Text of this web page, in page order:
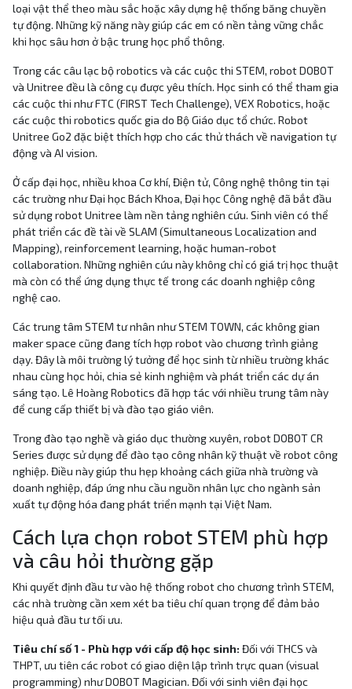
loại vật thể theo màu sắc hoặc xây dựng hệ thống băng chuyền
tự động. Những kỹ năng này giúp các em có nền tảng vững chắc
khi học sâu hơn ở bậc trung học phổ thông.
Trong các câu lạc bộ robotics và các cuộc thi STEM, robot DOBOT
và Unitree đều là công cụ được yêu thích. Học sinh có thể tham gia
các cuộc thi như FTC (FIRST Tech Challenge), VEX Robotics, hoặc
các cuộc thi robotics quốc gia do Bộ Giáo dục tổ chức. Robot
Unitree Go2 đặc biệt thích hợp cho các thử thách về navigation tự
động và AI vision.
Ở cấp đại học, nhiều khoa Cơ khí, Điện tử, Công nghệ thông tin tại
các trường như Đại học Bách Khoa, Đại học Công nghệ đã bắt đầu
sử dụng robot Unitree làm nền tảng nghiên cứu. Sinh viên có thể
phát triển các đề tài về SLAM (Simultaneous Localization and
Mapping), reinforcement learning, hoặc human-robot
collaboration. Những nghiên cứu này không chỉ có giá trị học thuật
mà còn có thể ứng dụng thực tế trong các doanh nghiệp công
nghệ cao.
Các trung tâm STEM tư nhân như STEM TOWN, các không gian
maker space cũng đang tích hợp robot vào chương trình giảng
dạy. Đây là môi trường lý tưởng để học sinh từ nhiều trường khác
nhau cùng học hỏi, chia sẻ kinh nghiệm và phát triển các dự án
sáng tạo. Lê Hoàng Robotics đã hợp tác với nhiều trung tâm này
để cung cấp thiết bị và đào tạo giáo viên.
Trong đào tạo nghề và giáo dục thường xuyên, robot DOBOT CR
Series được sử dụng để đào tạo công nhân kỹ thuật về robot công
nghiệp. Điều này giúp thu hẹp khoảng cách giữa nhà trường và
doanh nghiệp, đáp ứng nhu cầu nguồn nhân lực cho ngành sản
xuất tự động hóa đang phát triển mạnh tại Việt Nam.
Cách lựa chọn robot STEM phù hợp
và câu hỏi thường gặp
Khi quyết định đầu tư vào hệ thống robot cho chương trình STEM,
các nhà trường cần xem xét ba tiêu chí quan trọng để đảm bảo
hiệu quả đầu tư tối ưu.
Tiêu chí số 1 - Phù hợp với cấp độ học sinh: Đối với THCS và
THPT, ưu tiên các robot có giao diện lập trình trực quan (visual
programming) như DOBOT Magician. Đối với sinh viên đại học